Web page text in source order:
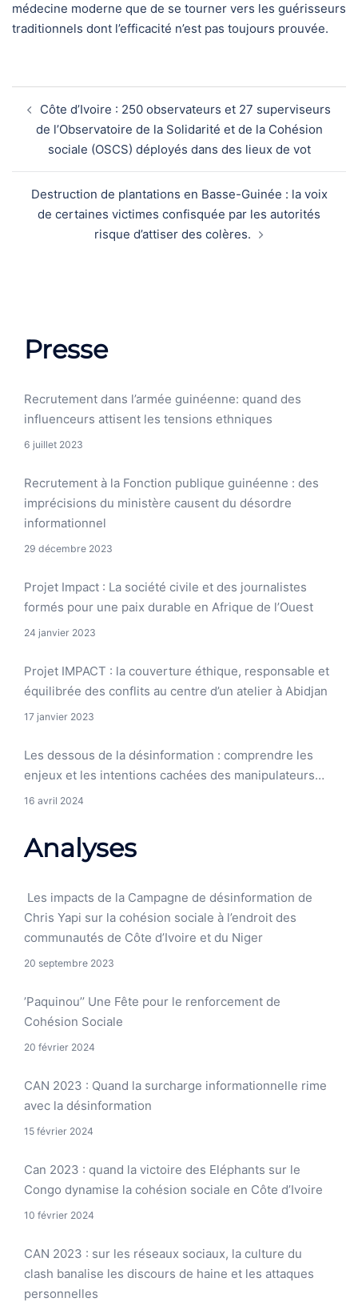
médecine moderne que de se tourner vers les guérisseurs
traditionnels dont l’efficacité n’est pas toujours prouvée.
Navigation
d’article
Côte d’Ivoire : 250 observateurs et 27 superviseurs
de l’Observatoire de la Solidarité et de la Cohésion
sociale (OSCS) déployés dans des lieux de vot
Destruction de plantations en Basse-Guinée : la voix
de certaines victimes confisquée par les autorités
risque d’attiser des colères.
Presse
Recrutement dans l’armée guinéenne: quand des
influenceurs attisent les tensions ethniques
6 juillet 2023
Recrutement à la Fonction publique guinéenne : des
imprécisions du ministère causent du désordre
informationnel
29 décembre 2023
Projet Impact : La société civile et des journalistes
formés pour une paix durable en Afrique de l’Ouest
24 janvier 2023
Projet IMPACT : la couverture éthique, responsable et
équilibrée des conflits au centre d’un atelier à Abidjan
17 janvier 2023
Les dessous de la désinformation : comprendre les
enjeux et les intentions cachées des manipulateurs…
16 avril 2024
Analyses
Les impacts de la Campagne de désinformation de
Chris Yapi sur la cohésion sociale à l’endroit des
communautés de Côte d’Ivoire et du Niger
20 septembre 2023
’Paquinou’’ Une Fête pour le renforcement de
Cohésion Sociale
20 février 2024
CAN 2023 : Quand la surcharge informationnelle rime
avec la désinformation
15 février 2024
Can 2023 : quand la victoire des Eléphants sur le
Congo dynamise la cohésion sociale en Côte d’Ivoire
10 février 2024
CAN 2023 : sur les réseaux sociaux, la culture du
clash banalise les discours de haine et les attaques
personnelles